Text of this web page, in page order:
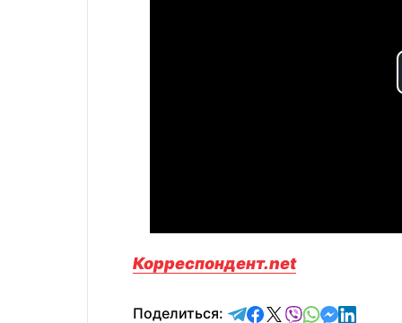
Корреспондент.net
Поделиться: отправить в Telegram
поделиться в
поделиться в X
отправить в
отправить